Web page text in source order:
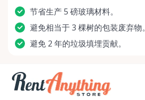
节省生产 5 磅玻璃材料。
避免相当于 3 棵树的包装废弃物。
避免 2 年的垃圾填埋贡献。